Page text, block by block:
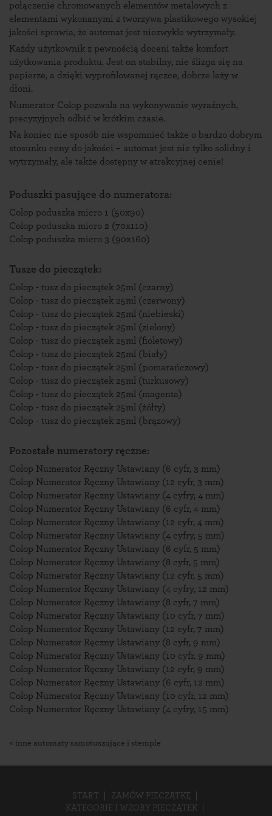
połączenie chromowanych elementów metalowych z
elementami wykonanymi z tworzywa plastikowego wysokiej
jakości sprawia, że automat jest niezwykle wytrzymały.
Każdy użytkownik z pewnością doceni także komfort
użytkowania produktu. Jest on stabilny, nie ślizga się na
papierze, a dzięki wyprofilowanej rączce, dobrze leży w
dłoni.
Numerator Colop pozwala na wykonywanie wyraźnych,
precyzyjnych odbić w krótkim czasie.
Na koniec nie sposób nie wspomnieć także o bardzo dobrym
stosunku ceny do jakości – automat jest nie tylko solidny i
wytrzymały, ale także dostępny w atrakcyjnej cenie!
Poduszki pasujące do numeratora:
Colop poduszka micro 1 (50x90)
Colop poduszka micro 2 (70x110)
Colop poduszka micro 3 (90x160)
Tusze do pieczątek:
Colop - tusz do pieczątek 25ml (czarny)
Colop - tusz do pieczątek 25ml (czerwony)
Colop - tusz do pieczątek 25ml (niebieski)
Colop - tusz do pieczątek 25ml (zielony)
Colop - tusz do pieczątek 25ml (fioletowy)
Colop - tusz do pieczątek 25ml (biały)
Colop - tusz do pieczątek 25ml (pomarańczowy)
Colop - tusz do pieczątek 25ml (turkusowy)
Colop - tusz do pieczątek 25ml (magenta)
Colop - tusz do pieczątek 25ml (żółty)
Colop - tusz do pieczątek 25ml (brązowy)
Pozostałe numeratory ręczne:
Colop Numerator Ręczny Ustawiany (6 cyfr, 3 mm)
Colop Numerator Ręczny Ustawiany (12 cyfr, 3 mm)
Colop Numerator Ręczny Ustawiany (4 cyfry, 4 mm)
Colop Numerator Ręczny Ustawiany (6 cyfr, 4 mm)
Colop Numerator Ręczny Ustawiany (12 cyfr, 4 mm)
Colop Numerator Ręczny Ustawiany (4 cyfry, 5 mm)
Colop Numerator Ręczny Ustawiany (6 cyfr, 5 mm)
Colop Numerator Ręczny Ustawiany (8 cyfr, 5 mm)
Colop Numerator Ręczny Ustawiany (12 cyfr, 5 mm)
Colop Numerator Ręczny Ustawiany (4 cyfry, 12 mm)
Colop Numerator Ręczny Ustawiany (8 cyfr, 7 mm)
Colop Numerator Ręczny Ustawiany (10 cyfr, 7 mm)
Colop Numerator Ręczny Ustawiany (12 cyfr, 7 mm)
Colop Numerator Ręczny Ustawiany (8 cyfr, 9 mm)
Colop Numerator Ręczny Ustawiany (10 cyfr, 9 mm)
Colop Numerator Ręczny Ustawiany (12 cyfr, 9 mm)
Colop Numerator Ręczny Ustawiany (6 cyfr, 12 mm)
Colop Numerator Ręczny Ustawiany (10 cyfr, 12 mm)
Colop Numerator Ręczny Ustawiany (4 cyfry, 15 mm)
« inne automaty samotuszujące i stemple
START
ZAMÓW PIECZĄTKĘ
KATEGORIE I WZORY PIECZĄTEK